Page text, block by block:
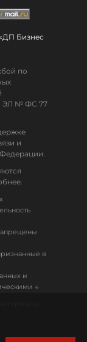
Бизнес
по
ЭЛ № ФС 77
и
в
и
↓